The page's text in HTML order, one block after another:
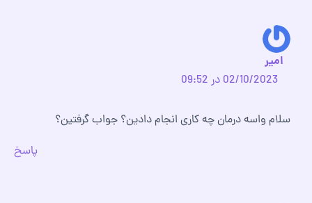
امیر
02/10/2023 در 09:52
سلام واسه درمان چه کاری انجام دادین؟ جواب گرفتین؟
پاسخ